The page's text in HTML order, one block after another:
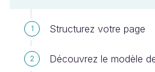
1 Structurez votre page
2 Découvrez le modèle